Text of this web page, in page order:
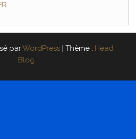
parWordPress | Thème : Head
Blog